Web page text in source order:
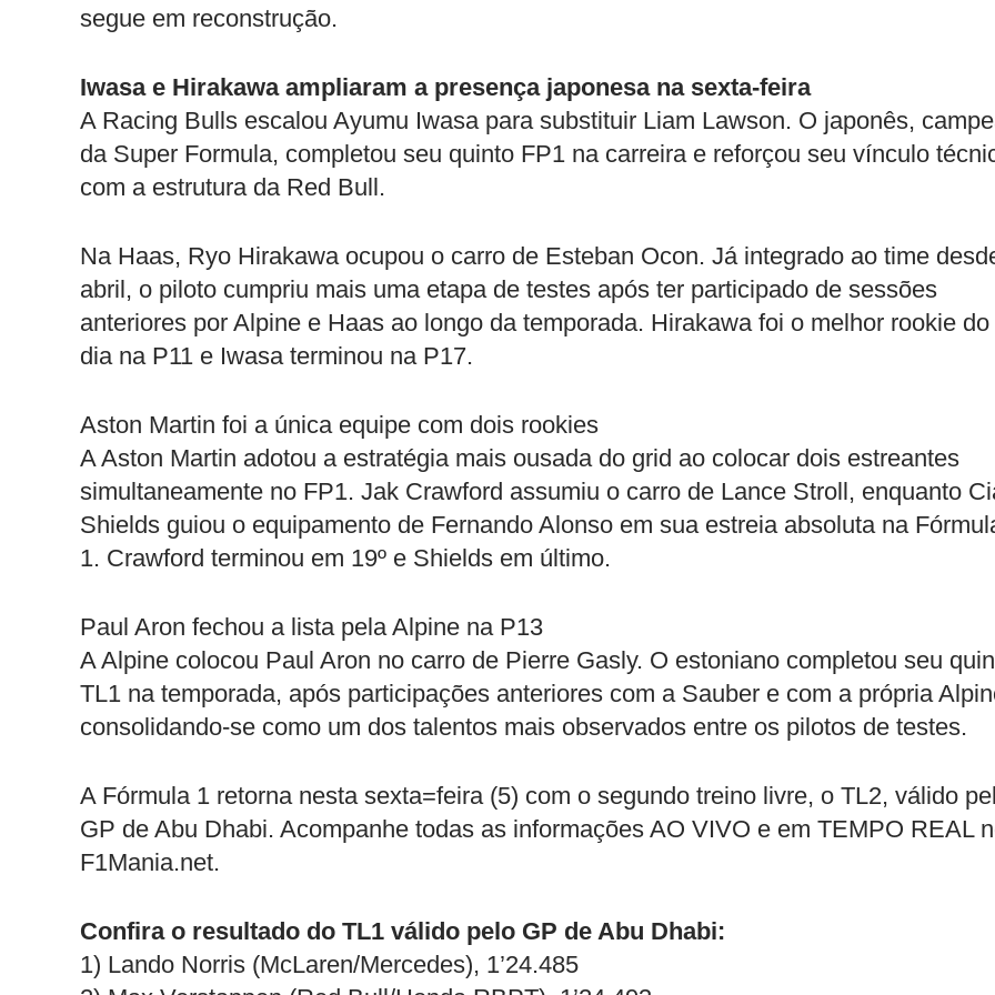
segue em reconstrução.
Iwasa e Hirakawa ampliaram a presença japonesa na sexta-feira
A Racing Bulls escalou Ayumu Iwasa para substituir Liam Lawson. O japonês,
da Super Formula, completou seu quinto FP1 na carreira e reforçou seu vínculo
com a estrutura da Red Bull.
Na Haas, Ryo Hirakawa ocupou o carro de Esteban Ocon. Já integrado ao time
abril, o piloto cumpriu mais uma etapa de testes após ter participado de sessões
anteriores por Alpine e Haas ao longo da temporada. Hirakawa foi o melhor rookie do
dia na P11 e Iwasa terminou na P17.
Aston Martin foi a única equipe com dois rookies
A Aston Martin adotou a estratégia mais ousada do grid ao colocar dois estreantes
simultaneamente no FP1. Jak Crawford assumiu o carro de Lance Stroll, enquanto
Shields guiou o equipamento de Fernando Alonso em sua estreia absoluta na
1. Crawford terminou em 19º e Shields em último.
Paul Aron fechou a lista pela Alpine na P13
A Alpine colocou Paul Aron no carro de Pierre Gasly. O estoniano completou seu
TL1 na temporada, após participações anteriores com a Sauber e com a própria
consolidando-se como um dos talentos mais observados entre os pilotos de testes.
A Fórmula 1 retorna nesta sexta=feira (5) com o segundo treino livre, o TL2, válido
GP de Abu Dhabi. Acompanhe todas as informações AO VIVO e em TEMPO REAL
F1Mania.net.
Confira o resultado do TL1 válido pelo GP de Abu Dhabi:
1) Lando Norris (McLaren/Mercedes), 1’24.485